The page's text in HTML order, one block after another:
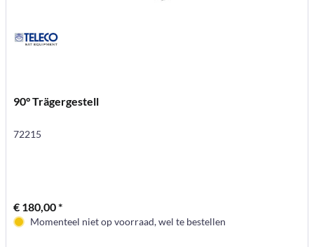
90° Trägergestell
72215
€ 180,00 *
Momenteel niet op voorraad, wel te bestellen